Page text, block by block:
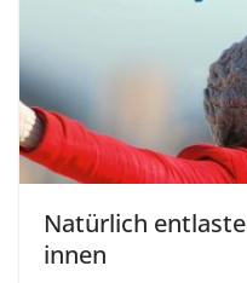
Natürlich
innen